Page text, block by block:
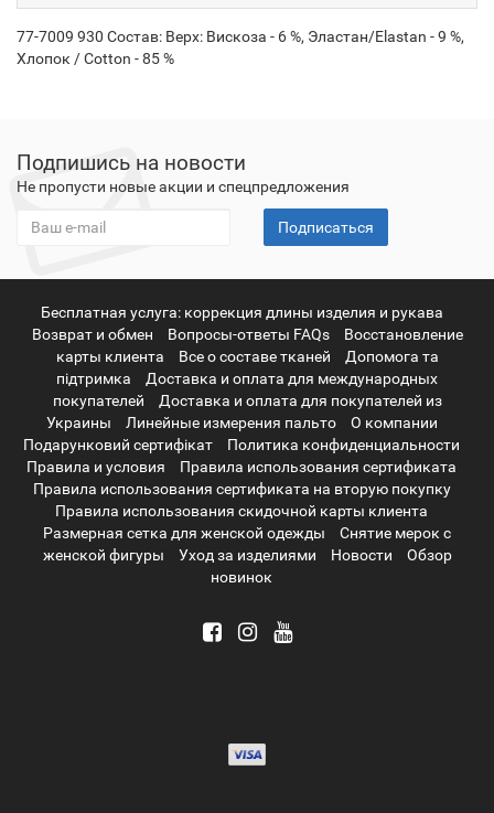
77-7009 930 Состав: Верх: Вискоза - 6 %, Эластан/Elastan - 9 %,
Хлопок / Cotton - 85 %
Подпишись на новости
Не пропусти новые акции и спецпредложения
Подписаться
Бесплатная услуга: коррекция длины изделия и рукава
Возврат и обмен
Вопросы-ответы FAQs
Восстановление
карты клиента
Все о составе тканей
Допомога та
підтримка
Доставка и оплата для международных
покупателей
Доставка и оплата для покупателей из
Украины
Линейные измерения пальто
О компании
Подарунковий сертифікат
Политика конфиденциальности
Правила и условия
Правила использования сертификата
Правила использования сертификата на вторую покупку
Правила использования скидочной карты клиента
Размерная сетка для женской одежды
Снятие мерок с
женской фигуры
Уход за изделиями Новости
Обзор
новинок